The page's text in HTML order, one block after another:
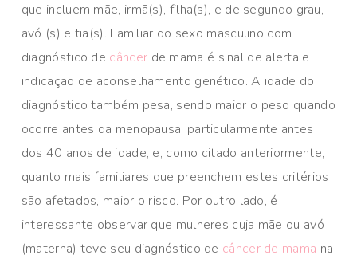
que incluem mãe, irmã(s), filha(s), e de segundo grau,
avó (s) e tia(s). Familiar do sexo masculino com
diagnóstico de câncer de mama é sinal de alerta e
indicação de aconselhamento genético. A idade do
diagnóstico também pesa, sendo maior o peso quando
ocorre antes da menopausa, particularmente antes
dos 40 anos de idade, e, como citado anteriormente,
quanto mais familiares que preenchem estes critérios
são afetados, maior o risco. Por outro lado, é
interessante observar que mulheres cuja mãe ou avó
(materna) teve seu diagnóstico de câncer de mama na